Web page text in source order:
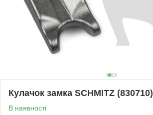
Кулачок замка SCHMITZ (830710)
В наявності